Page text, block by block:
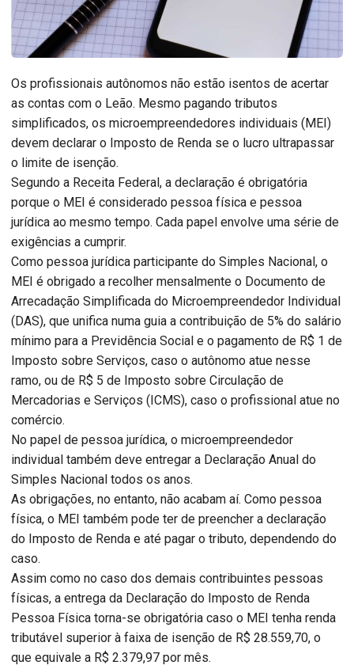
Os profissionais autônomos não estão isentos de acertar
as contas com o Leão. Mesmo pagando tributos
simplificados, os microempreendedores individuais (MEI)
devem declarar o Imposto de Renda se o lucro ultrapassar
o limite de isenção.
Segundo a Receita Federal, a declaração é obrigatória
porque o MEI é considerado pessoa física e pessoa
jurídica ao mesmo tempo. Cada papel envolve uma série de
exigências a cumprir.
Como pessoa jurídica participante do Simples Nacional, o
MEI é obrigado a recolher mensalmente o Documento de
Arrecadação Simplificada do Microempreendedor Individual
(DAS), que unifica numa guia a contribuição de 5% do salário
mínimo para a Previdência Social e o pagamento de R$ 1 de
Imposto sobre Serviços, caso o autônomo atue nesse
ramo, ou de R$ 5 de Imposto sobre Circulação de
Mercadorias e Serviços (ICMS), caso o profissional atue no
comércio.
No papel de pessoa jurídica, o microempreendedor
individual também deve entregar a Declaração Anual do
Simples Nacional todos os anos.
As obrigações, no entanto, não acabam aí. Como pessoa
física, o MEI também pode ter de preencher a declaração
do Imposto de Renda e até pagar o tributo, dependendo do
caso.
Assim como no caso dos demais contribuintes pessoas
físicas, a entrega da Declaração do Imposto de Renda
Pessoa Física torna-se obrigatória caso o MEI tenha renda
tributável superior à faixa de isenção de R$ 28.559,70, o
que equivale a R$ 2.379,97 por mês.